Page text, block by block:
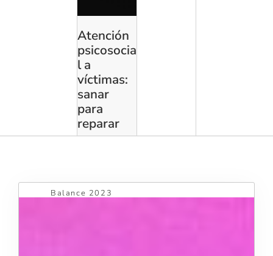
Atención
psicosocia
l a
víctimas:
sanar
para
reparar
Balance 2023